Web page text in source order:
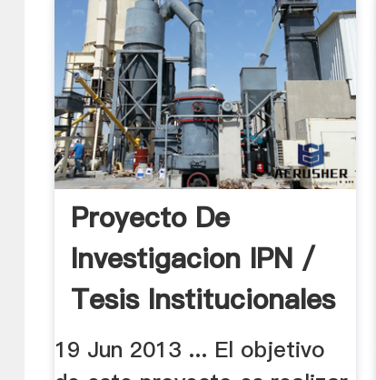
Proyecto De
Investigacion IPN /
Tesis Institucionales
19 Jun 2013 ... El objetivo